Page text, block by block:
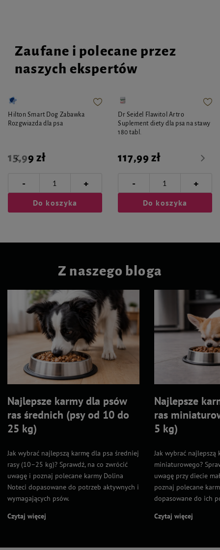
Zaufane i polecane przez
naszych ekspertów
Hilton Smart Dog Zabawka
Rozgwiazda dla psa
15,99 zł
- +
Do koszyka
Dr Seidel Flawitol Artro
Suplement diety dla psa na stawy
180 tabl.
117,99 zł
- +
Do koszyka
Z naszego bloga
Najlepsze karmy dla psów
ras średnich (psy od 10 do
25 kg)
Jak wybrać najlepszą karmę dla psa średniej
rasy (10–25 kg)? Sprawdź, na co zwrócić
uwagę i poznaj polecane karmy Dolina
Noteci dopasowane do potrzeb aktywnych i
wymagających psów.
Czytaj więcej
Najlepsze
ras
5 kg)
Jak wybrać najlepszą
miniaturowego?
uwagę przy diecie
poznaj polecane
dopasowane do ich
Czytaj więcej